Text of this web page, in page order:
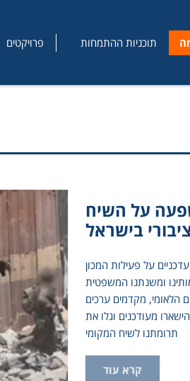
פרויקטים תוכניות ההתמחות
על השיח
בישראל
על פעילות המכון
ומשנתנו המשפטית
הלאומי, מקדמים ערכים
מעודכנים וגלו את
תרומתנו לשיח המקומי
קרא עוד